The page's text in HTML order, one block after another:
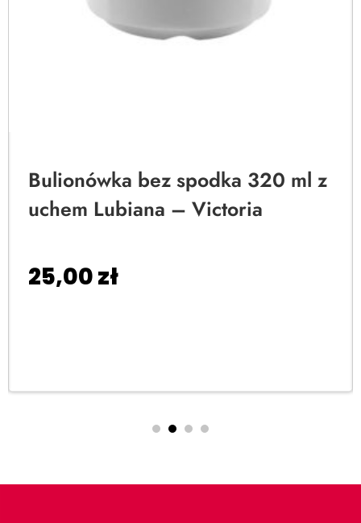
Bulionówka bez spodka 320 ml z
uchem Lubiana – Victoria
25,00zł